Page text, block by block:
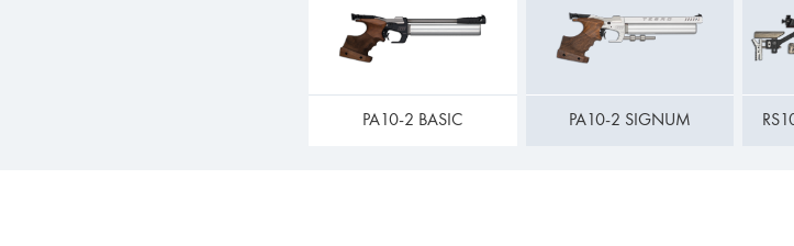
PA10-2 BASIC PA10-2 SIGNUM